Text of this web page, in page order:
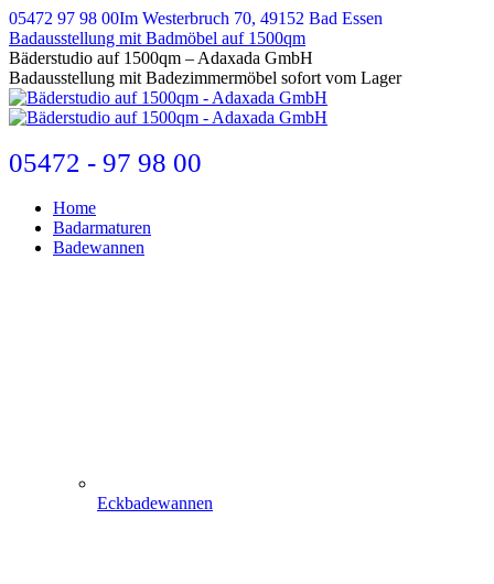
Zum
Inhalt
springen
05472 97 98 00Im Westerbruch 70, 49152 Bad Essen
Badausstellung mit Badmöbel auf 1500qm
E-
Mail
page
opens
new
window
Bäderstudio auf 1500qm – Adaxada GmbH
Badausstellung mit Badezimmermöbel sofort vom Lager
05472 - 97 98 00
Home
Badarmaturen
Badewannen
Eckbadewannen